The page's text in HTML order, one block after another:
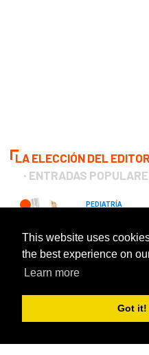
This website uses
the best experience on
Learn more
Got it!
LA ELECCIÓN DEL EDITOR
ENTRADAS
PEDIATRÍA
2020
Disco